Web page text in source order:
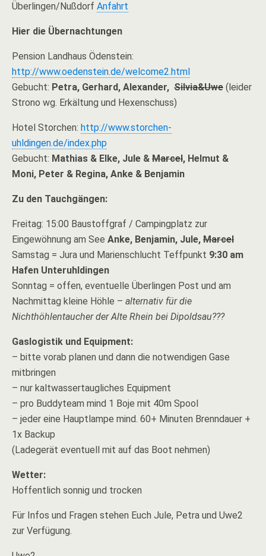
Überlingen/Nußdorf Anfahrt
Hier die Übernachtungen
Pension Landhaus Ödenstein:
http://www.oedenstein.de/welcome2.html
Gebucht: Petra, Gerhard, Alexander, Silvia&Uwe (leider
Strono wg. Erkältung und Hexenschuss)
Hotel Storchen: http://www.storchen-
uhldingen.de/index.php
Gebucht: Mathias & Elke, Jule & Marcel, Helmut &
Moni, Peter & Regina, Anke & Benjamin
Zu den Tauchgängen:
Freitag: 15:00 Baustoffgraf / Campingplatz zur
Eingewöhnung am See Anke, Benjamin, Jule, Marcel
Samstag = Jura und Marienschlucht Teffpunkt 9:30 am
Hafen Unteruhldingen
Sonntag = offen, eventuelle Überlingen Post und am
Nachmittag kleine Höhle – alternativ für die
Nichthöhlentaucher der Alte Rhein bei Dipoldsau???
Gaslogistik und Equipment:
– bitte vorab planen und dann die notwendigen Gase
mitbringen
– nur kaltwassertaugliches Equipment
– pro Buddyteam mind 1 Boje mit 40m Spool
– jeder eine Hauptlampe mind. 60+ Minuten Brenndauer +
1x Backup
(Ladegerät eventuell mit auf das Boot nehmen)
Wetter:
Hoffentlich sonnig und trocken
Für Infos und Fragen stehen Euch Jule, Petra und Uwe2
zur Verfügung.